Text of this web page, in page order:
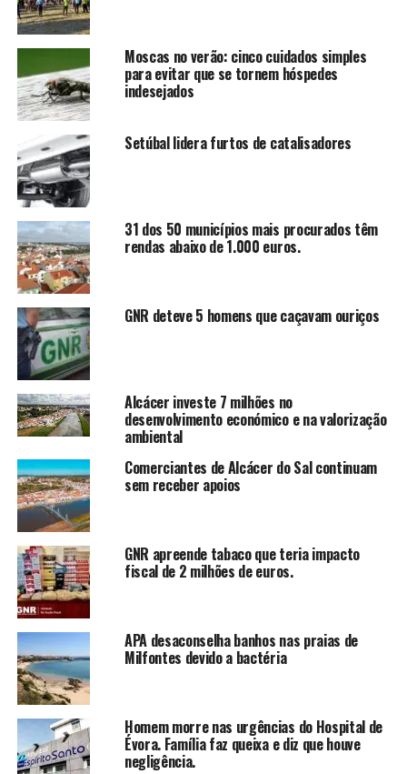
Moscas no verão: cinco cuidados simples
para evitar que se tornem hóspedes
indesejados
Setúbal lidera furtos de catalisadores
31 dos 50 municípios mais procurados têm
rendas abaixo de 1.000 euros.
GNR deteve 5 homens que caçavam ouriços
Alcácer investe 7 milhões no
desenvolvimento económico e na valorização
ambiental
Comerciantes de Alcácer do Sal continuam
sem receber apoios
GNR apreende tabaco que teria impacto
fiscal de 2 milhões de euros.
APA desaconselha banhos nas praias de
Milfontes devido a bactéria
Homem morre nas urgências do Hospital de
Évora. Família faz queixa e diz que houve
negligência.